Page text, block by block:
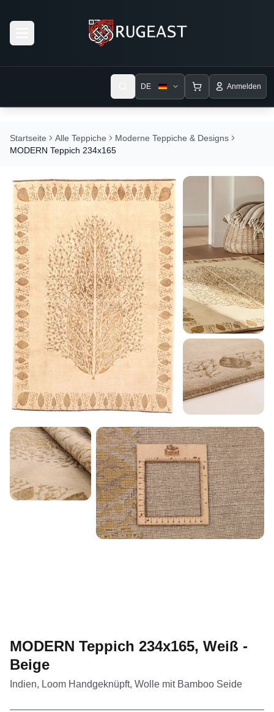
DE Anmelden
Startseite Alle Teppiche
Moderne Teppiche & Designs
MODERN Teppich 234x165
MODERN Teppich 234x165, Weiß -
Beige
Indien, Loom Handgeknüpft, Wolle mit Bamboo Seide